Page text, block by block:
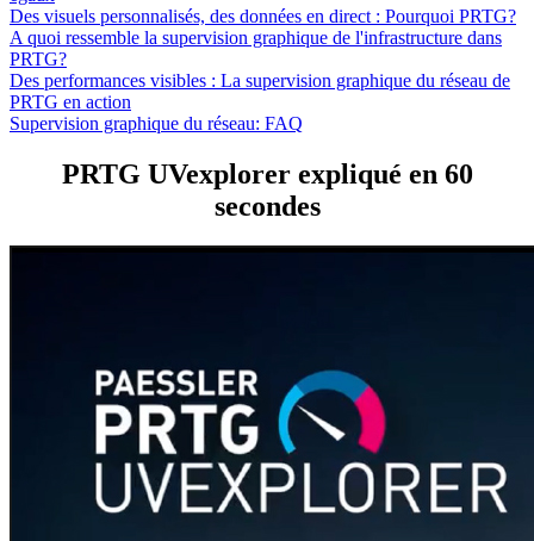
Des visuels personnalisés, des données en direct : Pourquoi PRTG?
A quoi ressemble la supervision graphique de l'infrastructure dans
PRTG?
Des performances visibles : La supervision graphique du réseau de
PRTG en action
Supervision graphique du réseau: FAQ
PRTG UVexplorer expliqué en 60
secondes